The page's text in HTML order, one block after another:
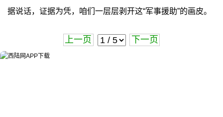
据说话，证据为凭，咱们一层层剥开这“军事援助”的画皮。
上一页 下一页